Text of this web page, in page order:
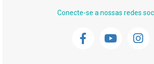
Conecte-se a nossas redes